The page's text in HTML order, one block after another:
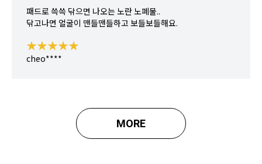
패드로 쓱쓱 닦으면 나오는 노란 노폐물..
닦고나면 얼굴이 맨들맨들하고 보들보들해요.
★★★★★
cheo****
MORE